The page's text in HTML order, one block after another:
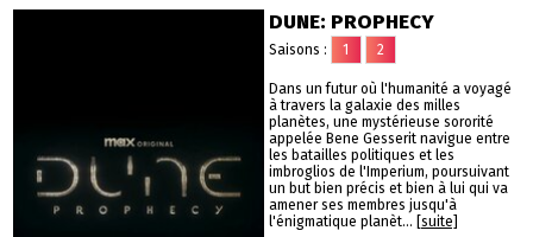
DUNE: PROPHECY
Saisons : 1 2
Dans un futur où l'humanité a voyagé
à travers la galaxie des milles
planètes, une mystérieuse sororité
appelée Bene Gesserit navigue entre
les batailles politiques et les
imbroglios de l'Imperium, poursuivant
un but bien précis et bien à lui qui va
amener ses membres jusqu'à
l'énigmatique planèt... [suite]